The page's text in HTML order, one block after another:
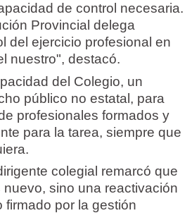
de control necesaria.
Provincial delega
del ejercicio profesional en
nuestro", destacó.
del Colegio, un
público no estatal, para
profesionales formados y
para la tarea, siempre que
colegial remarcó que
sino una reactivación
firmado por la gestión